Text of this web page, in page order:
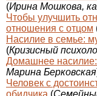
(Ирина Мошкова,
Чтобы улучшить
отношения с отцом
Насилие в семье:
(Кризисный
Домашнее насилие:
Марина Берковская
Человек с
обидчика (